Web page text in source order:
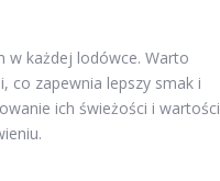
w każdej lodówce. Warto
co zapewnia lepszy smak i
ich świeżości i wartości